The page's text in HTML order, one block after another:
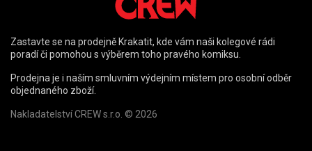
Zastavte se na prodejně Krakatit, kde vám naši kolegové rádi
poradí či pomohou s výběrem toho pravého komiksu.
Prodejna je i naším smluvním výdejním místem pro osobní odběr
objednaného zboží.
Nakladatelství CREW s.r.o. © 2026